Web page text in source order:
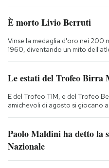
È morto Livio Berruti
Vinse la medaglia d'oro nei 200
1960, diventando un mito
Le estati del Trofeo Birra
E del Trofeo TIM, e del Trofeo
amichevoli di agosto si giocano
Paolo Maldini ha detto la
Nazionale